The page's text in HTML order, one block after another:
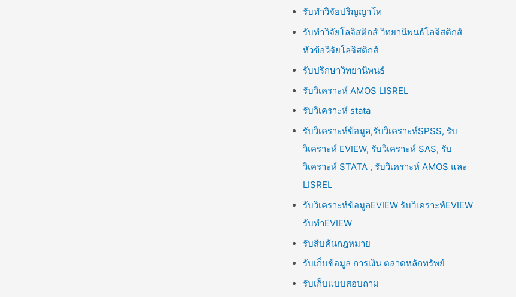
รับทำวิจัยปริญญาโท
รับทำวิจัยโลจิสติกส์ วิทยานิพนธ์โลจิสติกส์
หัวข้อวิจัยโลจิสติกส์
รับปรึกษาวิทยานิพนธ์
รับวิเคราะห์ AMOS LISREL
รับวิเคราะห์ stata
รับวิเคราะห์ข้อมูล,รับวิเคราะห์SPSS, รับ
วิเคราะห์ EVIEW, รับวิเคราะห์ SAS, รับ
วิเคราะห์ STATA , รับวิเคราะห์ AMOS และ
LISREL
รับวิเคราะห์ข้อมูลEVIEW รับวิเคราะห์EVIEW
รับทำEVIEW
รับสืบค้นกฎหมาย
รับเก็บข้อมูล การเงิน ตลาดหลักทรัพย์
รับเก็บแบบสอบถาม